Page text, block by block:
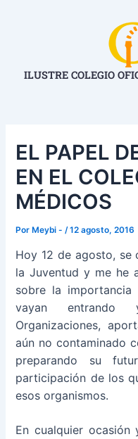
ILUSTRE COLEGIO
EL PAPEL
EN EL
MÉDICOS
PorMeybi - /12 agosto, 2016
Hoy 12 de agosto, se
la Juventud y me he
sobre la
vayan
Organizaciones,
aún no contaminado
preparando su
participación de los
esos organismos.
En cualquier